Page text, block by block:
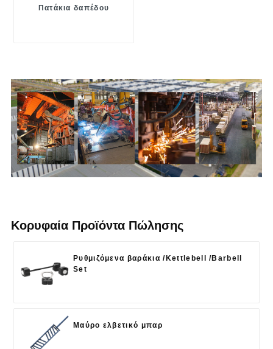
Πατάκια δαπέδου
Κορυφαία Προϊόντα Πώλησης
Ρυθμιζόμενα βαράκια /Kettlebell /Barbell
Set
Μαύρο ελβετικό μπαρ